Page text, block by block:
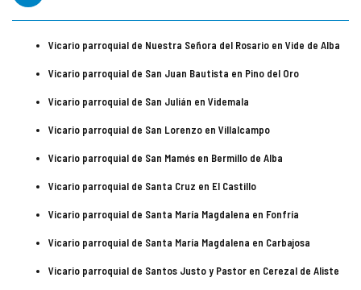
Vicario parroquial de Nuestra Señora del Rosario en Vide de Alba
Vicario parroquial de San Juan Bautista en Pino del Oro
Vicario parroquial de San Julián en Videmala
Vicario parroquial de San Lorenzo en Villalcampo
Vicario parroquial de San Mamés en Bermillo de Alba
Vicario parroquial de Santa Cruz en El Castillo
Vicario parroquial de Santa María Magdalena en Fonfría
Vicario parroquial de Santa María Magdalena en Carbajosa
Vicario parroquial de Santos Justo y Pastor en Cerezal de Aliste